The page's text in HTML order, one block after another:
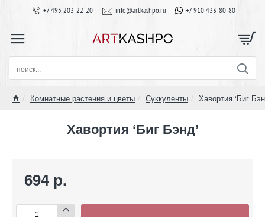
+7 495 203-22-20 info@artkashpo.ru +7 910 433-80-80
поиск...
Комнатные растения и цветы Суккуленты Хавортия ‘Биг
Хавортия ‘Биг Бэнд’
694 р.